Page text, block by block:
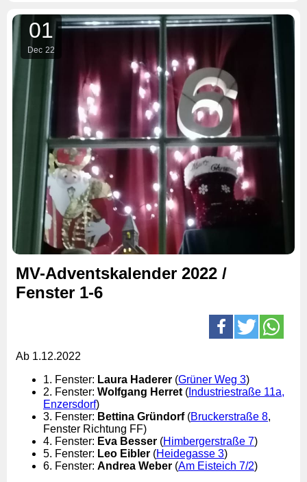
01
Dec 22
MV-Adventskalender 2022 /
Fenster 1-6
Ab 1.12.2022
1. Fenster: Laura Haderer (Grüner Weg 3)
2. Fenster: Wolfgang Herret ( Industriestraße 11a,
Enzersdorf)
3. Fenster: Bettina Gründorf(Bruckerstraße 8,
Fenster Richtung FF)
4. Fenster: Eva Besser (Himbergerstraße 7)
5. Fenster: Leo Eibler (Heidegasse 3)
6. Fenster: Andrea Weber (Am Eisteich 7/2)